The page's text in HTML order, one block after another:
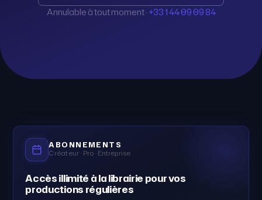
Annulable à tout moment · +33 1 44 09 09 84
ABONNEMENTS
Créateur · Pro · Entreprise
Accès illimité à la librairie pour vos
productions régulières